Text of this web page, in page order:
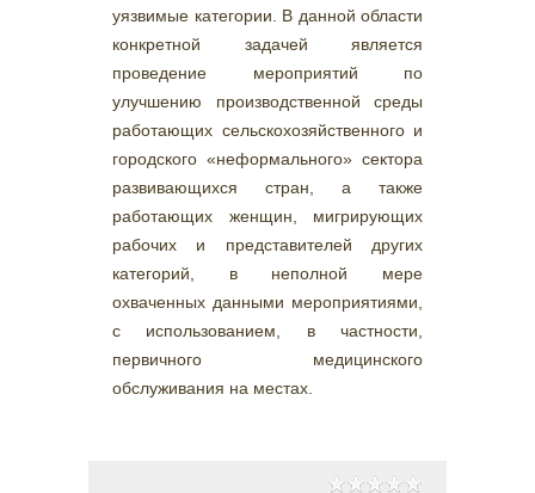
уязвимые категории. В данной области
конкретной задачей является
проведение мероприятий по
улучшению производственной среды
работающих сельскохозяйственного и
городского «неформального» сектора
развивающихся стран, а также
работающих женщин, мигрирующих
рабочих и представителей других
категорий, в неполной мере
охваченных данными мероприятиями,
с использованием, в частности,
первичного медицинского
обслуживания на местах.